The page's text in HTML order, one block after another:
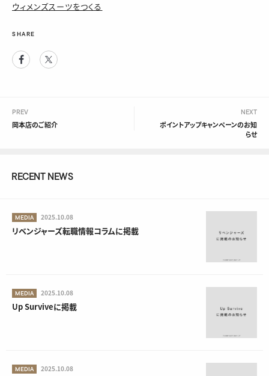
ウィメンズスーツをつくる
SHARE
Facebook
PREV
岡本店のご紹介
NEXT
ポイントアップキャンペーンのお知
らせ
RECENT NEWS
MEDIA 2025.10.08
リベンジャーズ転職情報コラムに掲載
MEDIA 2025.10.08
Up Surviveに掲載
MEDIA 2025.10.08